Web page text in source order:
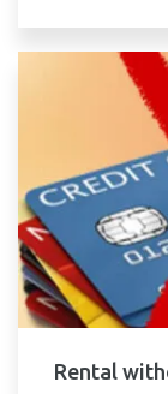
Rental